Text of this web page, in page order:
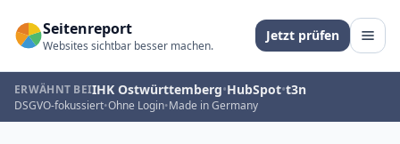
Seitenreport
Websites sichtbar besser machen.
Jetzt prüfen
ERWÄHNT BEIIHK Ostwürttemberg•HubSpot•t3n
DSGVO-fokussiert•Ohne Login•Made in Germany